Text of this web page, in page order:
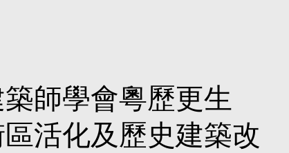
築師學會粵歷更生
活化及歷史建築改